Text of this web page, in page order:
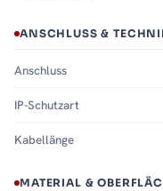
ANSCHLUSS &
Anschluss
IP-Schutzart
Kabellänge
MATERIAL &